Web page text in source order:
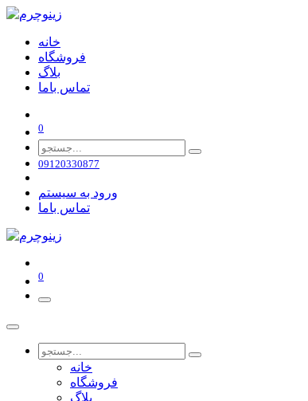
خانه
فروشگاه
بلاگ
تماس باما
0
09120330877
ورود به سیستم
تماس باما
0
خانه
فروشگاه
بلاگ